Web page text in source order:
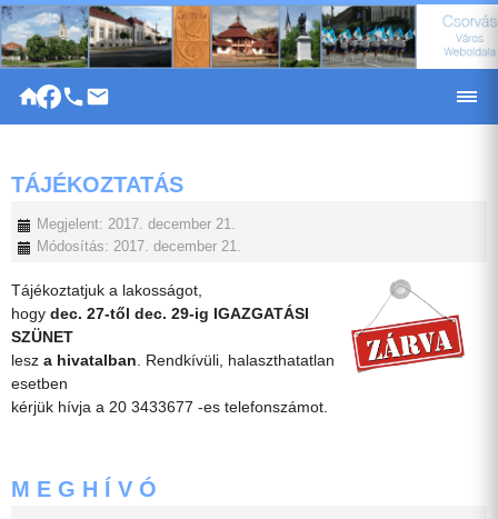
|
TÁJÉKOZTATÁS
Megjelent: 2017. december 21.
Módosítás: 2017. december 21.
Tájékoztatjuk a lakosságot,
hogy dec. 27-től dec. 29-ig IGAZGATÁSI
SZÜNET
lesz a hivatalban. Rendkívüli, halaszthatatlan
esetben
kérjük hívja a 20 3433677 -es telefonszámot.
M E G H Í V Ó